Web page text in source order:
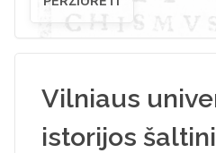
Vilniaus
istorijos